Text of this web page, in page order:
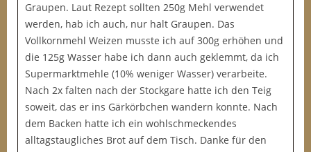
Graupen. Laut Rezept sollten 250g Mehl verwendet
werden, hab ich auch, nur halt Graupen. Das
Vollkornmehl Weizen musste ich auf 300g erhöhen und
die 125g Wasser habe ich dann auch geklemmt, da ich
Supermarktmehle (10% weniger Wasser) verarbeite.
Nach 2x falten nach der Stockgare hatte ich den Teig
soweit, das er ins Gärkörbchen wandern konnte. Nach
dem Backen hatte ich ein wohlschmeckendes
alltagstaugliches Brot auf dem Tisch. Danke für den